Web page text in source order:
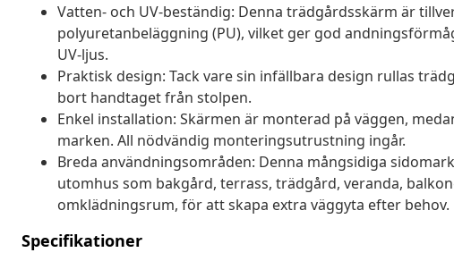
Vatten- och UV-beständig: Denna trädgårdsskärm är
polyuretanbeläggning (PU), vilket ger god
UV-ljus.
Praktisk design: Tack vare sin infällbara design rullas
bort handtaget från stolpen.
Enkel installation: Skärmen är monterad på väggen,
marken. All nödvändig monteringsutrustning ingår.
Breda användningsområden: Denna mångsidiga
utomhus som bakgård, terrass, trädgård, veranda,
omklädningsrum, för att skapa extra väggyta efter behov.
Specifikationer